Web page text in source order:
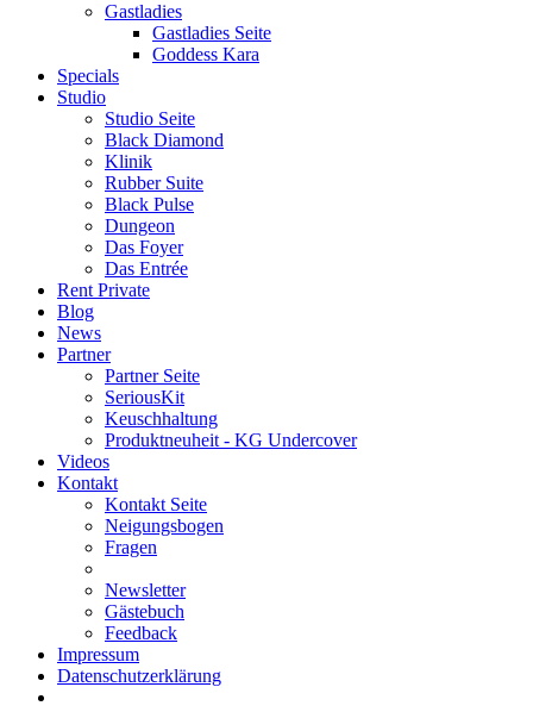
Gastladies
Gastladies Seite
Goddess Kara
Specials
Studio
Studio Seite
Black Diamond
Klinik
Rubber Suite
Black Pulse
Dungeon
Das Foyer
Das Entrée
Rent Private
Blog
News
Partner
Partner Seite
SeriousKit
Keuschhaltung
Produktneuheit - KG Undercover
Videos
Kontakt
Kontakt Seite
Neigungsbogen
Fragen
Newsletter
Gästebuch
Feedback
Impressum
Datenschutzerklärung